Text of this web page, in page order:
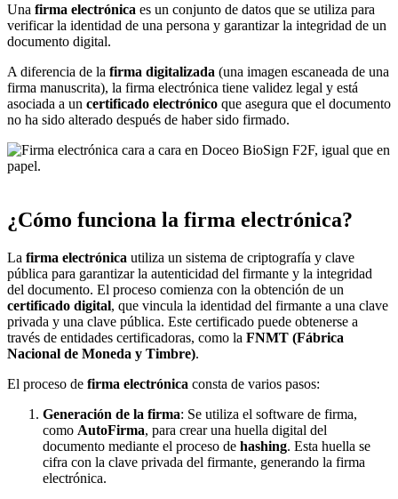
Una firma electrónica es un conjunto de datos que se utiliza para
verificar la identidad de una persona y garantizar la integridad de un
documento digital.
A diferencia de la firma digitalizada (una imagen escaneada de una
firma manuscrita), la firma electrónica tiene validez legal y está
asociada a un certificado electrónico que asegura que el documento
no ha sido alterado después de haber sido firmado.
¿Cómo funciona la firma electrónica?
La firma electrónica utiliza un sistema de criptografía y clave
pública para garantizar la autenticidad del firmante y la integridad
del documento. El proceso comienza con la obtención de un
certificado digital, que vincula la identidad del firmante a una clave
privada y una clave pública. Este certificado puede obtenerse a
través de entidades certificadoras, como la FNMT (Fábrica
Nacional de Moneda y Timbre).
El proceso de firma electrónica consta de varios pasos:
Generación de la firma: Se utiliza el software de firma,
como AutoFirma, para crear una huella digital del
documento mediante el proceso de hashing. Esta huella se
cifra con la clave privada del firmante, generando la firma
electrónica.